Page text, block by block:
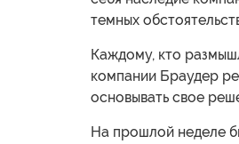
темных
Каждому, кто
компании Браудер
основывать свое
На прошлой неделе